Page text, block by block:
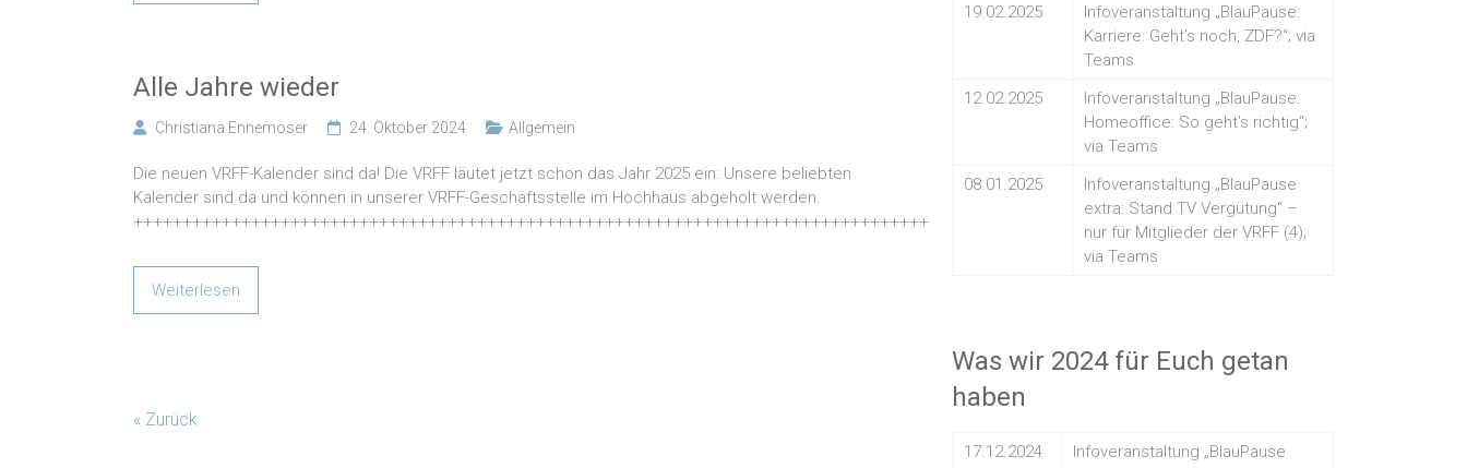
Alle Jahre wieder
Christiana Ennemoser 24. Oktober 2024 Allgemein
Die neuen VRFF-Kalender sind da! Die VRFF läutet jetzt schon das Jahr 2025 ein: Unsere beliebten
Kalender sind da und können in unserer VRFF-Geschäftsstelle im Hochhaus abgeholt werden.
+++++++++++++++++++++++++++++++++++++++++++++++++++++++++++++++++++++++++++++++++
Weiterlesen
« Zurück
19.02.2025
Infoveranstaltung „BlauPause:
Karriere: Geht’s noch, ZDF?“; via
Teams
12.02.2025
Infoveranstaltung „BlauPause:
Homeoffice: So geht’s richtig“;
via Teams
08.01.2025
Infoveranstaltung „BlauPause
extra: Stand TV Vergütung“ –
nur für Mitglieder der VRFF (4);
via Teams
Was wir 2024 für Euch getan
haben
17.12.2024
Infoveranstaltung „BlauPause